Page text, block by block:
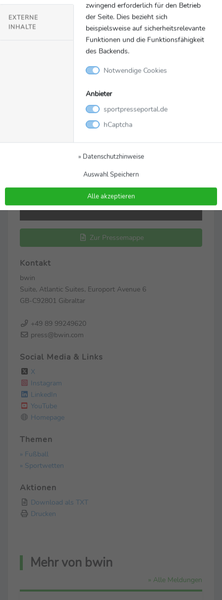
Glücksspielangebot in den USA zu nutzen. Die
Gruppe ist im Vereinigten Königreich steuerlich
ansässig und verfügt über Lizenzen in mehr als 20
Ländern auf fünf Kontinenten.Weitere
Informationen finden Sie auf der Website der
Gruppe: www.entaingroup.com und auf
www.entaingroup.de.
Zur Pressemappe
Kontakt
bwin
Suite, Atlantic Suites, Europort Avenue 6
GB-C92801 Gibraltar
+49 89 99249620
press@bwin.com
Social Media & Links
X
Instagram
LinkedIn
YouTube
Homepage
Themen
» Fußball
» Sportwetten
Aktionen
Download als TXT
Drucken
Mehr von bwin
» Alle Meldungen
EXTERNE
INHALTE
zwingend erforderlich für den Betrieb
der Seite. Dies bezieht sich
beispielsweise auf sicherheitsrelevante
Funktionen und die Funktionsfähigkeit
des Backends.
Notwendige Cookies
Anbieter
sportpresseportal.de
hCaptcha
» Datenschutzhinweise
Auswahl Speichern
Alle akzeptieren